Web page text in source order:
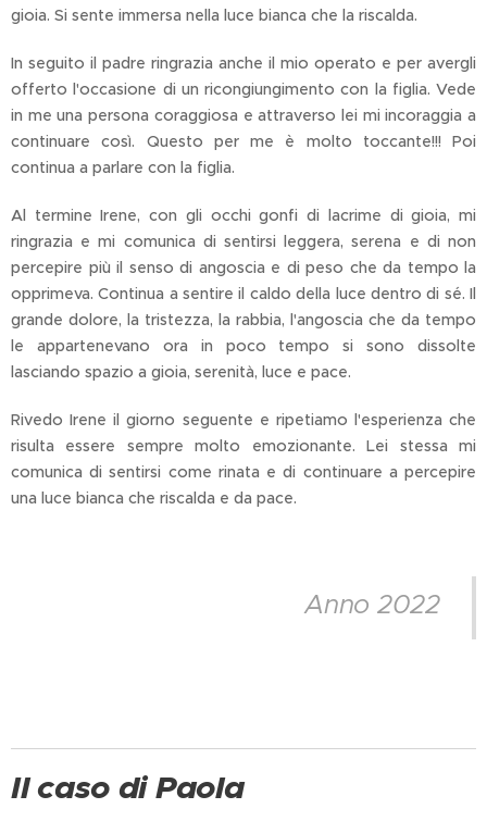
gioia. Si sente immersa nella luce bianca che la riscalda.
In seguito il padre ringrazia anche il mio operato e per avergli
offerto l'occasione di un ricongiungimento con la figlia. Vede
in me una persona coraggiosa e attraverso lei mi incoraggia a
continuare così. Questo per me è molto toccante!!! Poi
continua a parlare con la figlia.
Al termine Irene, con gli occhi gonfi di lacrime di gioia, mi
ringrazia e mi comunica di sentirsi leggera, serena e di non
percepire più il senso di angoscia e di peso che da tempo la
opprimeva. Continua a sentire il caldo della luce dentro di sé. Il
grande dolore, la tristezza, la rabbia, l'angoscia che da tempo
le appartenevano ora in poco tempo si sono dissolte
lasciando spazio a gioia, serenità, luce e pace.
Rivedo Irene il giorno seguente e ripetiamo l'esperienza che
risulta essere sempre molto emozionante. Lei stessa mi
comunica di sentirsi come rinata e di continuare a percepire
una luce bianca che riscalda e da pace.
Anno 2022
Il caso di Paola